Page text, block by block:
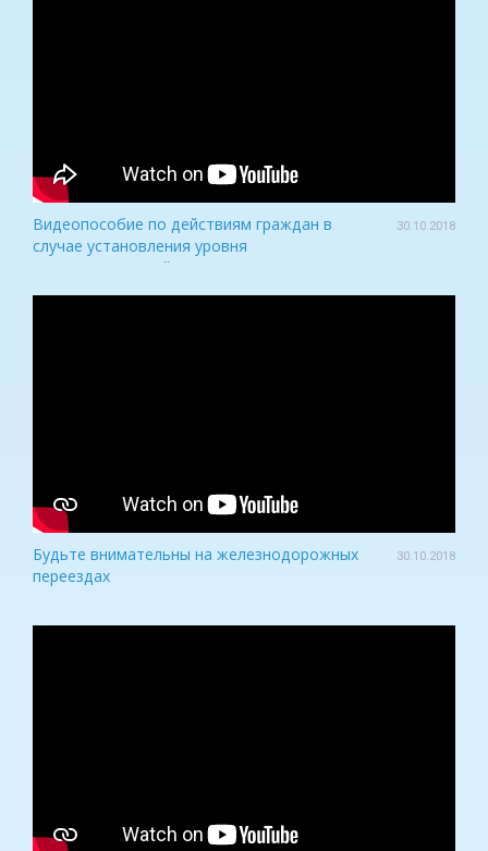
Видеопособие по действиям граждан в
случае установления уровня
террористической опасности
30.10.2018
Будьте внимательны на железнодорожных
переездах
30.10.2018